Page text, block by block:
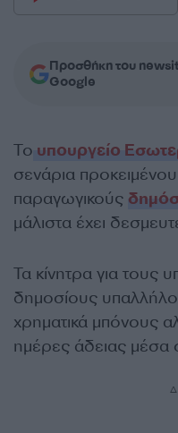
Προσθήκη του
Google
Το υπουργείο
σενάρια
παραγωγικούς
μάλιστα έχει
Τα κίνητρα για τους
δημοσίους
χρηματικά μπόνους
ημέρες άδειας μέσα